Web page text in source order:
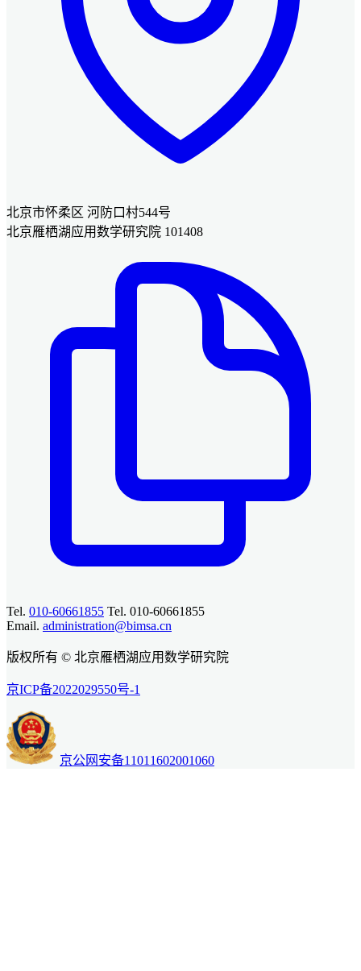
北京市怀柔区 河防口村544号
北京雁栖湖应用数学研究院 101408
Tel. 010-60661855 Tel. 010-60661855
Email. administration@bimsa.cn
版权所有 © 北京雁栖湖应用数学研究院
京ICP备2022029550号-1
京公网安备11011602001060